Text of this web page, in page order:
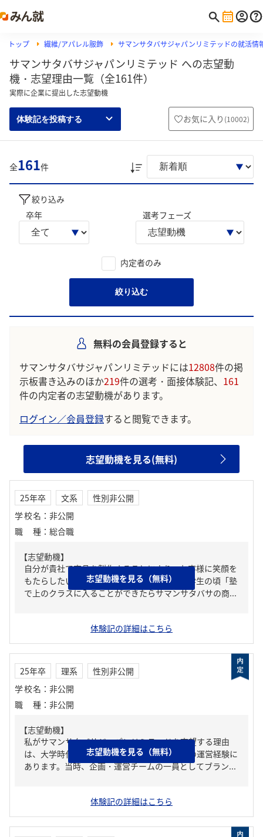
トップ 繊維/アパレル服飾 サマンサタバサジャパンリミテッドの就活情
サマンサタバサジャパンリミテッド への志望動
機・志望理由一覧（全161件）
実際に企業に提出した志望動機
体験記を投稿する お気に入り (10002)
全161件
絞り込み
卒年
選考フェーズ
内定者のみ
絞り込む
無料の会員登録すると
サマンサタバサジャパンリミテッドには12808件の掲
示板書き込みのほか219件の選考・面接体験記、 161
件の内定者の志望動機があります。
ログイン／会員登録すると閲覧できます。
志望動機を見る(無料)
25年卒 文系
性別非公開
学校名 ： 非公開
職種 ： 総合職
【志望動機】
自分が貴社で商品を製作することにより、お客様に笑顔を
もたらしたいと考えているからです。私は小学生の頃「塾
で上のクラスに入ることができたらサマンサタバサの商...
体験記の詳細はこちら
志望動機を見る（無料）
25年卒 理系
性別非公開
学校名 ： 非公開
職種 ： 非公開
【志望動機】
私がサマンサタバサジャパンリミテッドを志望する理由
は、大学時代に行ったファッションイベントの運営経験に
あります。当時、企画・運営チームの一員としてブラン...
体験記の詳細はこちら
志望動機を見る（無料）